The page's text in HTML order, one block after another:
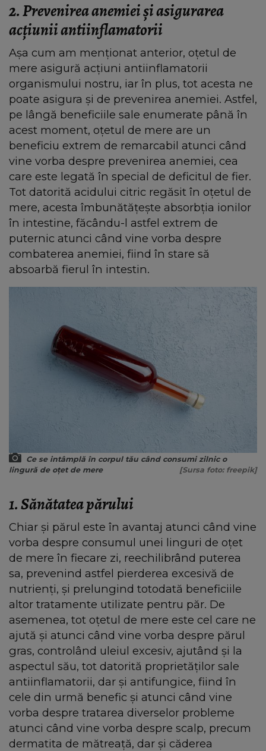
2. Prevenirea anemiei și asigurarea
acțiunii antiinflamatorii
Așa cum am menționat anterior, oțetul de
mere asigură acțiuni antiinflamatorii
organismului nostru, iar în plus, tot acesta ne
poate asigura și de prevenirea anemiei. Astfel,
pe lângă beneficiile sale enumerate până în
acest moment, oțetul de mere are un
beneficiu extrem de remarcabil atunci când
vine vorba despre prevenirea anemiei, cea
care este legată în special de deficitul de fier.
Tot datorită acidului citric regăsit în oțetul de
mere, acesta îmbunătățește absorbția ionilor
în intestine, făcându-l astfel extrem de
puternic atunci când vine vorba despre
combaterea anemiei, fiind în stare să
absoarbă fierul în intestin.
Ce se intâmplă în corpul tău când consumi zilnic o
lingură de oțet de mere
[Sursa foto: freepik]
1. Sănătatea părului
Chiar și părul este în avantaj atunci când vine
vorba despre consumul unei linguri de oțet
de mere în fiecare zi, reechilibrând puterea
sa, prevenind astfel pierderea excesivă de
nutrienți, și prelungind totodată beneficiile
altor tratamente utilizate pentru păr. De
asemenea, tot oțetul de mere este cel care ne
ajută și atunci când vine vorba despre părul
gras, controlând uleiul excesiv, ajutând și la
aspectul său, tot datorită proprietăților sale
antiinflamatorii, dar și antifungice, fiind în
cele din urmă benefic și atunci când vine
vorba despre tratarea diverselor probleme
atunci când vine vorba despre scalp, precum
dermatita de mătreață, dar și căderea